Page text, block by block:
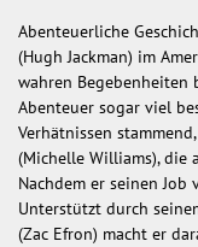
Abenteuerliche
(Hugh Jackman) im
wahren Begebenheiten
Abenteuer sogar viel
Verhätnissen
(Michelle Williams), die
Nachdem er seinen
Unterstützt durch
(Zac Efron) macht er